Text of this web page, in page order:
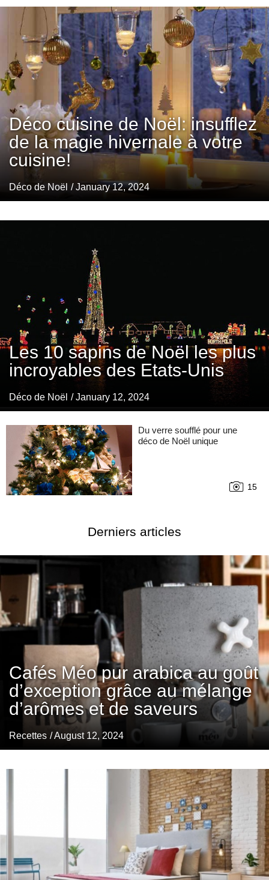
Déco cuisine de Noël: insufflez
de la magie hivernale à votre
cuisine!
Déco de Noël / January 12, 2024
Les 10 sapins de Noël les plus
incroyables des Etats-Unis
Déco de Noël / January 12, 2024
Du verre soufflé pour une
déco de Noël unique
15
Derniers articles
Cafés Méo pur arabica au goût
d’exception grâce au mélange
d’arômes et de saveurs
Recettes / August 12, 2024